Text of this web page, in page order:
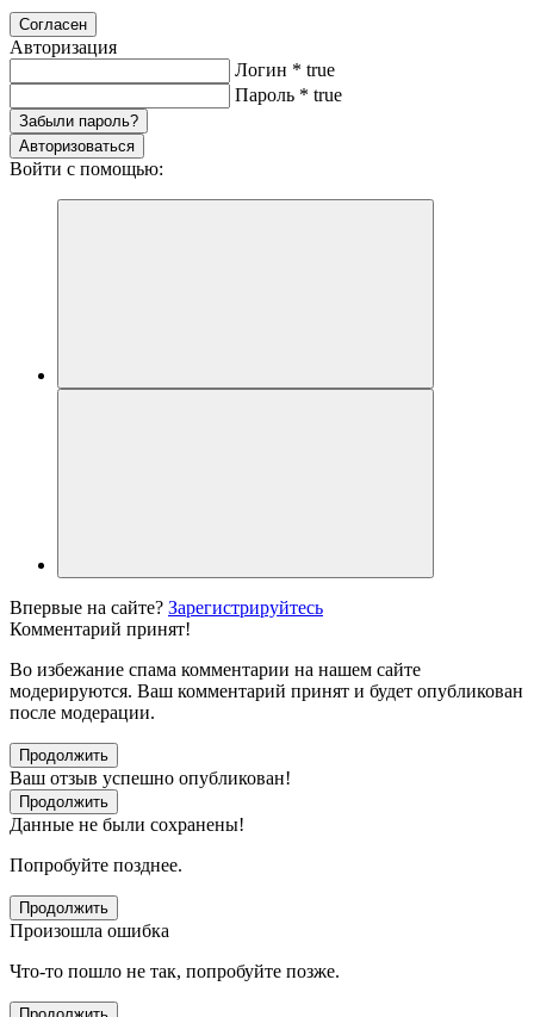
Согласен
Авторизация
Логин * true
Пароль * true
Забыли пароль?
Авторизоваться
Войти с помощью:
Впервые на сайте? Зарегистрируйтесь
Комментарий принят!
Во избежание спама комментарии на нашем сайте
модерируются. Ваш комментарий принят и будет опубликован
после модерации.
Продолжить
Ваш отзыв успешно опубликован!
Продолжить
Данные не были сохранены!
Попробуйте позднее.
Продолжить
Произошла ошибка
Что-то пошло не так, попробуйте позже.